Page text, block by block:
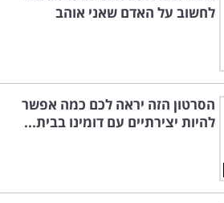
לחשוב על האדם שאני אוהב
הסרטון הזה יראה לכם כמה אפשר
להיות יצירתיים עם דומינו בבית...